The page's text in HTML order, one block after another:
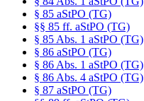
§ 85 aStPO (TG)
§§ 85 ff. aStPO (TG)
§ 85 Abs. 1 aStPO (TG)
§ 86 aStPO (TG)
§ 86 Abs. 1 aStPO (TG)
§ 86 Abs. 4 aStPO (TG)
§ 87 aStPO (TG)